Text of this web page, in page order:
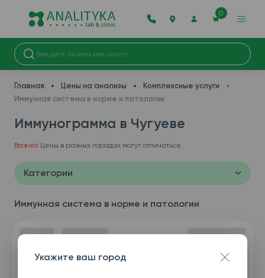
0
Главная Цены на анализы
Комплексные услуги
Иммунная система в норме и патологии
Иммунограмма в Чугуеве
Важно! Цены в разных городах могут отличаться.
Категории
Иммунная система в норме и патологии
Укажите ваш город